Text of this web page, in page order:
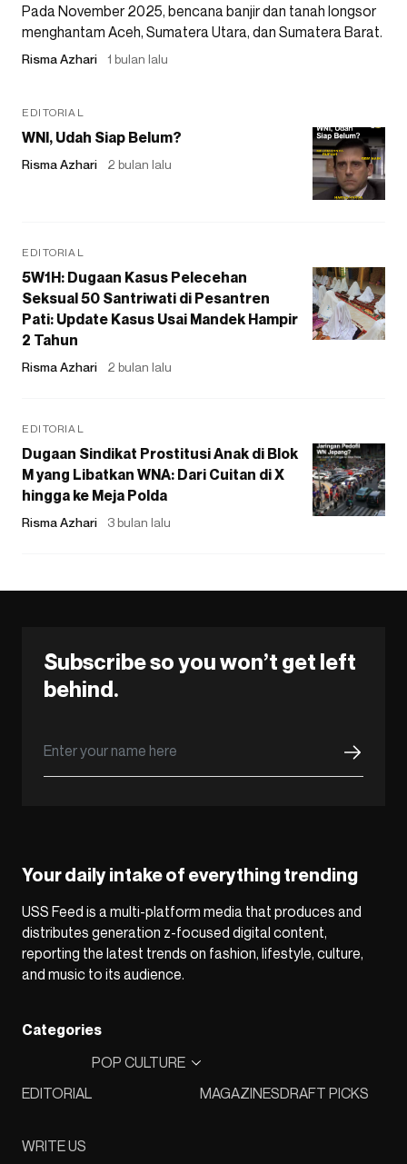
Pada November 2025, bencana banjir dan tanah longsor
menghantam Aceh, Sumatera Utara, dan Sumatera Barat.
Risma Azhari 1 bulan lalu
EDITORIAL
WNI, Udah Siap Belum?
Risma Azhari 2 bulan lalu
EDITORIAL
5W1H: Dugaan Kasus Pelecehan
Seksual 50 Santriwati di Pesantren
Pati: Update Kasus Usai Mandek Hampir
2 Tahun
Risma Azhari 2 bulan lalu
EDITORIAL
Dugaan Sindikat Prostitusi Anak di Blok
M yang Libatkan WNA: Dari Cuitan di X
hingga ke Meja Polda
Risma Azhari 3 bulan lalu
Subscribe so you won’t get left
behind.
Your daily intake of everything trending
USS Feed is a multi-platform media that produces and
distributes generation z-focused digital content,
reporting the latest trends on fashion, lifestyle, culture,
and music to its audience.
Categories
EDITORIAL
POP CULTURE
MAGAZINESDRAFT PICKS
WRITE US